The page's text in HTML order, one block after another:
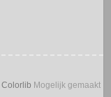
Colorlib Mogelijk gemaakt